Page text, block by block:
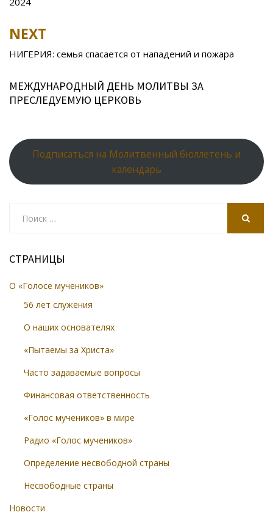
ki
NEXT
НИГЕРИЯ: семья спасается от нападений и пожара
МЕЖДУНАРОДНЫЙ ДЕНЬ МОЛИТВЫ ЗА
ПРЕСЛЕДУЕМУЮ ЦЕРКОВЬ
Подписаться на Молитвенный бюллетень и
календарь
СТРАНИЦЫ
О «Голосе мучеников»
56 лет служения
О наших основателях
«Пытаемы за Христа»
Часто задаваемые вопросы
Финансовая ответственность
«Голос мучеников» в мире
Радио «Голос мучеников»
Определение несвободной страны
Несвободные страны
Новости